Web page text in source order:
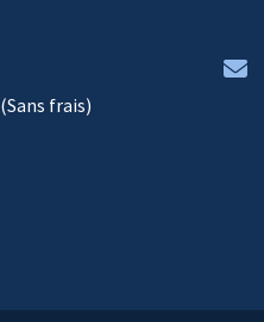
(Sans frais)